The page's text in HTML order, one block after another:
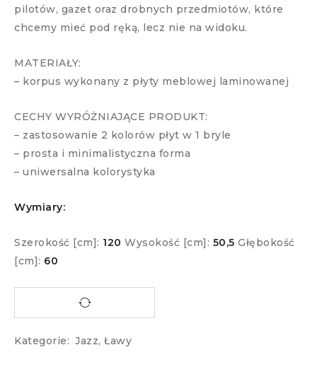
pilotów, gazet oraz drobnych przedmiotów, które
chcemy mieć pod ręką, lecz nie na widoku.
MATERIAŁY:
– korpus wykonany z płyty meblowej laminowanej
CECHY WYRÓŻNIAJĄCE PRODUKT:
– zastosowanie 2 kolorów płyt w 1 bryle
– prosta i minimalistyczna forma
– uniwersalna kolorystyka
Wymiary:
Szerokość [cm]: 120 Wysokość [cm]: 50,5 Głębokość
[cm]: 60
Kategorie: Jazz, Ławy